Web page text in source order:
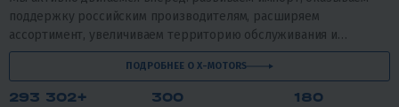
поддержку российским производителям, расширяем
ассортимент, увеличиваем территорию обслуживания и
доставки, улучшаем уровень сервиса.
ПОДРОБНЕЕ О X-MOTORS
293 302+ 300 180